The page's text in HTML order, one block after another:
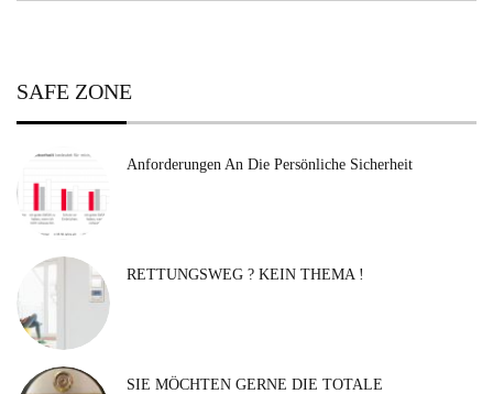
SAFE ZONE
Anforderungen An Die Persönliche Sicherheit
RETTUNGSWEG ? KEIN THEMA !
SIE MÖCHTEN GERNE DIE TOTALE